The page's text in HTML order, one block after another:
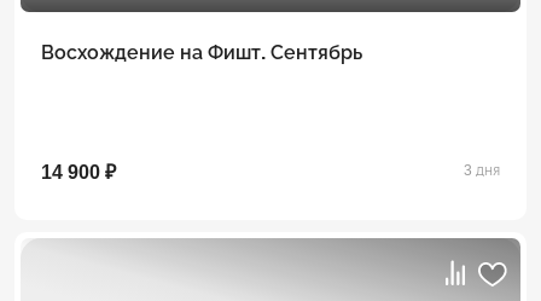
Восхождение на Фишт. Сентябрь
14 900 ₽ 3 дня